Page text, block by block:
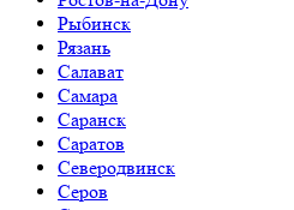
Рыбинск
Рязань
Салават
Самара
Саранск
Саратов
Северодвинск
Серов